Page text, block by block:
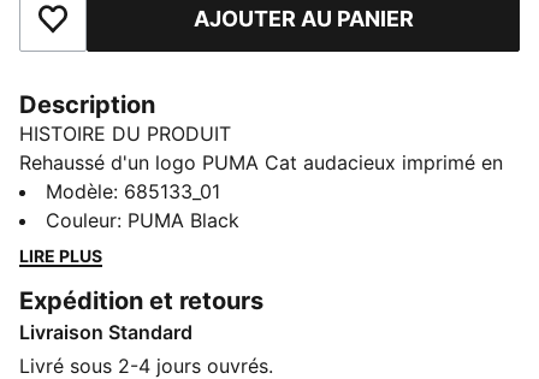
Ajouter aux favorisAJOUTER AU PANIER
Description
HISTOIRE DU PRODUIT
Rehaussé d'un logo PUMA Cat audacieux imprimé en
caoutchouc, ce coupe-vent est l’allié infaillible de
toutes tes aventures. Poches inversées à liserés pour
tous tes essentiels, capuche cozy, poignets et ourlet
dynamique et stylé quelle que soit la météo.
CARACTÉRISTIQUES + AVANTAGES
Fabriqué à partir de matériaux 100 % recyclés, hors
Modèle: 685133_01
Couleur: PUMA Black
LIRE PLUS
Expédition et retours
Livraison Standard
Livré sous 2-4 jours ouvrés.